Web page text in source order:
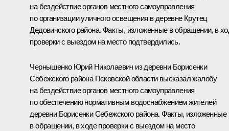
на бездействие органов местного самоуправления
по организации уличного освещения в деревне Крутец
Дедовичского района. Факты, изложенные в обращении, в
проверки с выездом на место подтвердились.
Чернышенко Юрий Николаевич из деревни Борисенки
Себежского района Псковской области высказал жалобу
на бездействие органов местного самоуправления
по обеспечению нормативным водоснабжением жителей
деревни Борисенки Себежского района. Факты, изложенные
в обращении, в ходе проверки с выездом на место